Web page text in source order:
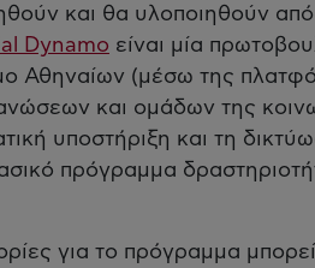
και θα υλοποιηθούν
Dynamo είναι μία
Αθηναίων (μέσω της
και ομάδων της
υποστήριξη και τη
πρόγραμμα
για το πρόγραμμα